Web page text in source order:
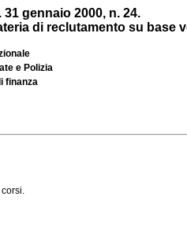
31 gennaio 2000, n. 24.
di reclutamento su base
e Polizia
finanza